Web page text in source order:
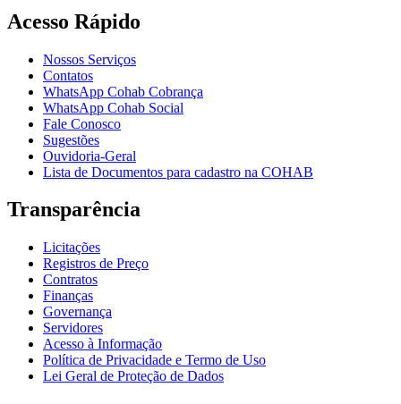
Acesso Rápido
Nossos Serviços
Contatos
WhatsApp Cohab Cobrança
WhatsApp Cohab Social
Fale Conosco
Sugestões
Ouvidoria-Geral
Lista de Documentos para cadastro na COHAB
Transparência
Licitações
Registros de Preço
Contratos
Finanças
Governança
Servidores
Acesso à Informação
Política de Privacidade e Termo de Uso
Lei Geral de Proteção de Dados